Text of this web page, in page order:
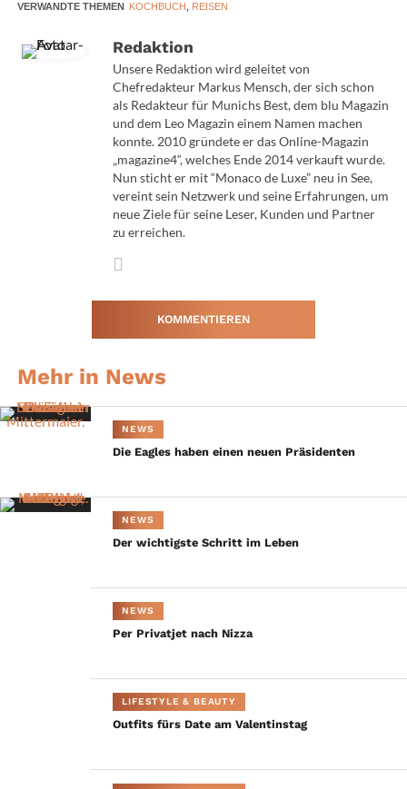
luxuriösen Boutiquehotel, eingeläutet. Zu einem
unschlagbaren Preis von 83 Euro konnten die rund 200
Gäste ein von dem aus der auf ORF2 laufenden Sendung
„Frisch gekocht mit Andi und Alex“ bekannten
Haubenkoch Alexander Fankhauser zubereitetes
Degustationsmenü genießen. Der Fokus beim
Winzer Wedelcuplag auf Produkten aus
Niederösterreich. Die Winzer ihrerseits haben die
Gelegenheit dazu genutzt, ihre selbst hergestellten
Weine zu präsentieren. An Önologie interessierte Gäste
konnten Kontakte zu den berühmten Weinbauern
Sie sehen gerade einen Platzhalterinhalt von
Standard. Um auf den eigentlichen Inhalt
zuzugreifen, klicken Sie auf den Button unten. Bitte
beachten Sie, dass dabei Daten an Drittanbieter
weitergegeben werden.
Weitere Informationen
Wedelhütte
VERWANDTE THEMEN KOCHBUCH REISEN
Redaktion
Unsere Redaktion wird geleitet von
Chefredakteur Markus Mensch, der sich schon
als Redakteur für Munichs Best, dem blu Magazin
und dem Leo Magazin einem Namen machen
konnte. 2010 gründete er das Online-Magazin
„magazine4“, welches Ende 2014 verkauft wurde.
Nun sticht er mit “Monaco de Luxe” neu in See,
vereint sein Netzwerk und seine Erfahrungen, um
neue Ziele für seine Leser, Kunden und Partner
zu erreichen.
KOMMENTIEREN
Mehr in News
NEWS
Die Eagles haben einen neuen Präsidenten
NEWS
Der wichtigste Schritt im Leben
NEWS
Per Privatjet nach Nizza
LIFESTYLE & BEAUTY
Outfits fürs Date am Valentinstag